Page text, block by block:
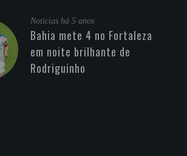
Noticias há 5 anos
Bahia mete 4 no Fortaleza
em noite brilhante de
Rodriguinho